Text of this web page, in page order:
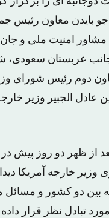
جو بایدن معاون رئیس
امنیت ملی و جان
عربستان سعودی،
دوم رئیس شورای
عادل الجبیر وزیر
از ظهر دو روز پیش
وزیر خارجه آمریکا
بین دو کشور و
تبادل نظر قرار داده